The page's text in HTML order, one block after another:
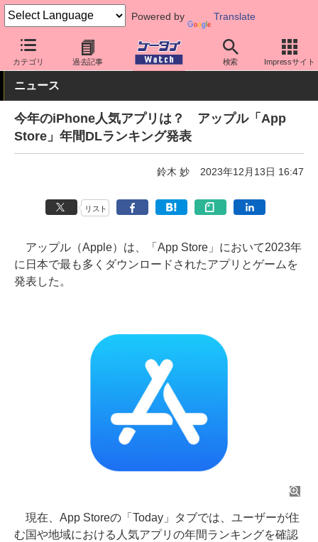
Powered by Translate
カテゴリ 過去記事 検索 Impressサイト
ケータイ Watch OS iPhone (iOS) アプリ・サービス
ニュース
今年のiPhone人気アプリは？ アップル「App
Store」年間DLランキング発表
鈴木 妙 2023年12月13日 16:47
リスト
アップル（Apple）は、「App Store」において2023年
に日本で最も多くダウンロードされたアプリとゲームを
発表した。
現在、App Storeの「Today」タブでは、ユーザーが住
む国や地域における人気アプリの年間ランキングを確認